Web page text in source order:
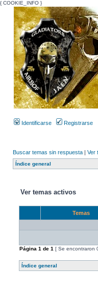
{ COOKIE_INFO }
Identificarse Registrarse
Buscar temas sin respuesta | Ver
Índice general
Ver temas activos
Temas
Página 1 de 1 [ Se encontraron
Índice general